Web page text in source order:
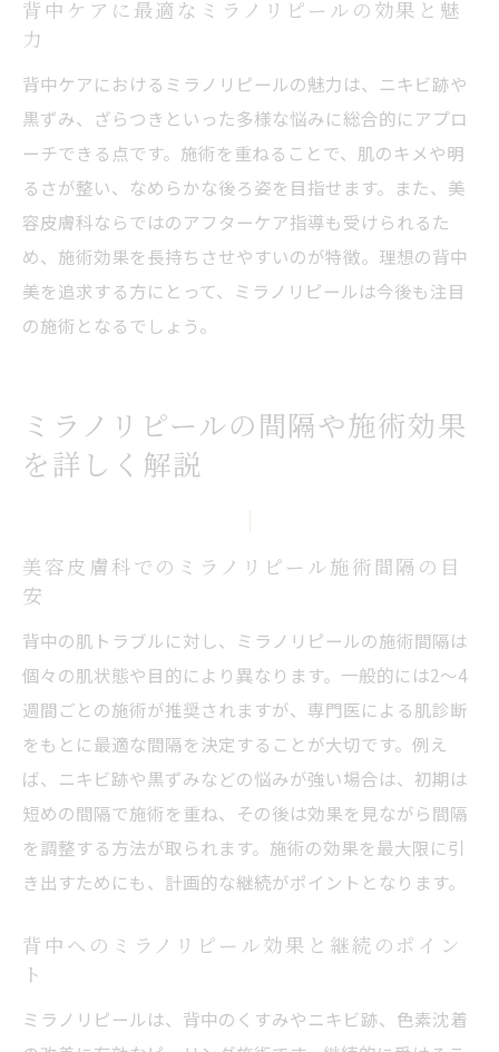
背中ケアに最適なミラノリピールの効果と魅
力
背中ケアにおけるミラノリピールの魅力は、ニキビ跡や
黒ずみ、ざらつきといった多様な悩みに総合的にアプロ
ーチできる点です。施術を重ねることで、肌のキメや明
るさが整い、なめらかな後ろ姿を目指せます。また、美
容皮膚科ならではのアフターケア指導も受けられるた
め、施術効果を長持ちさせやすいのが特徴。理想の背中
美を追求する方にとって、ミラノリピールは今後も注目
の施術となるでしょう。
ミラノリピールの間隔や施術効果
を詳しく解説
美容皮膚科でのミラノリピール施術間隔の目
安
背中の肌トラブルに対し、ミラノリピールの施術間隔は
個々の肌状態や目的により異なります。一般的には2〜4
週間ごとの施術が推奨されますが、専門医による肌診断
をもとに最適な間隔を決定することが大切です。例え
ば、ニキビ跡や黒ずみなどの悩みが強い場合は、初期は
短めの間隔で施術を重ね、その後は効果を見ながら間隔
を調整する方法が取られます。施術の効果を最大限に引
き出すためにも、計画的な継続がポイントとなります。
背中へのミラノリピール効果と継続のポイン
ト
ミラノリピールは、背中のくすみやニキビ跡、色素沈着